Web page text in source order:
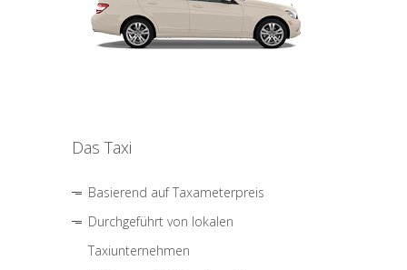
Das Taxi
Basierend auf Taxameterpreis
Durchgeführt von lokalen
Taxiunternehmen